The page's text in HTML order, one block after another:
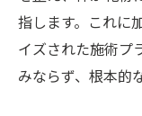
沼田市
地元密
鍼灸で
指します。これに
イズされた施術プ
みならず、根本的